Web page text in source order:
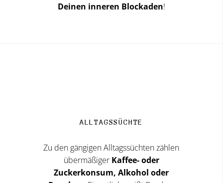
Deinen inneren Blockaden!
ALLTAGSSÜCHTE
Zu den gängigen Alltagssüchten zählen
übermäßiger Kaffee- oder
Zuckerkonsum, Alkohol oder